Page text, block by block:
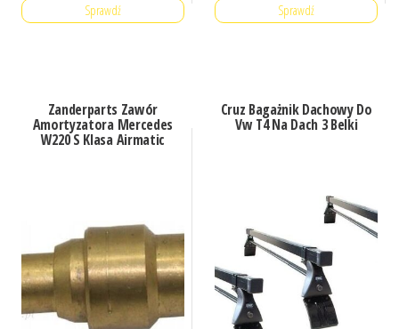
Sprawdź Sprawdź
Zanderparts Zawór
Amortyzatora Mercedes
W220 S Klasa Airmatic
Cruz Bagażnik Dachowy Do
Vw T4 Na Dach 3 Belki